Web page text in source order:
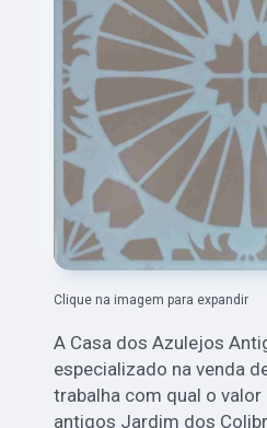
Clique na imagem para expandir
A Casa dos Azulejos
especializado na venda
trabalha com qual o
antigos Jardim dos